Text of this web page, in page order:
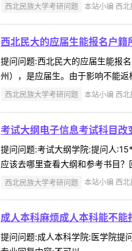
西北民族大学考研问题 本站小编 西
西北民大的应届生能报名户
提问问题:西北民大的应届生能报
州），是应届生。由于影响不能
西北民族大学考研问题 本站小编 西
考试大纲电子信息考试科目
提问问题:考试大纲学院:提问人
应该去哪里查看大纲和参考书目
西北民族大学考研问题 本站小编 西
成人本科麻烦成人本科能不
提问问题:成人本科学院:医学院提